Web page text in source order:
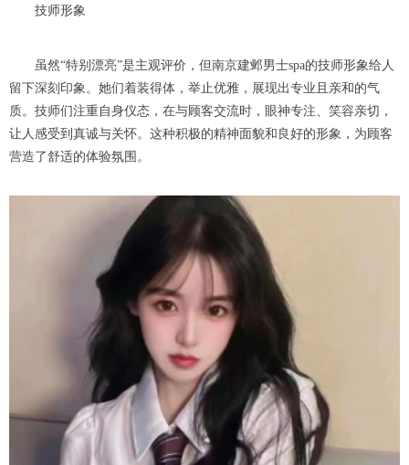
技师形象
虽然“特别漂亮”是主观评价，但南京建邺男士spa的技师形象给人
留下深刻印象。她们着装得体，举止优雅，展现出专业且亲和的气
质。技师们注重自身仪态，在与顾客交流时，眼神专注、笑容亲切，
让人感受到真诚与关怀。这种积极的精神面貌和良好的形象，为顾客
营造了舒适的体验氛围。